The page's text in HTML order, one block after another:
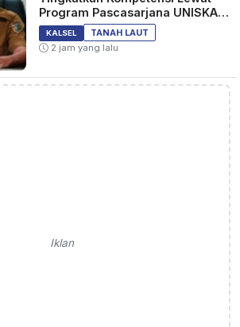
Program Pascasarjana UNISKA
MAB Banjarmasin
KALSEL
TANAH LAUT
2 jam yang lalu
Iklan